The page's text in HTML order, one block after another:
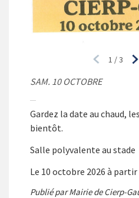
1 /3
SAM. 10 OCTOBRE
Gardez la date au chaud,
bientôt.
Salle polyvalente au stade
Le 10 octobre 2026 à partir
Publié par Mairie de Cierp-